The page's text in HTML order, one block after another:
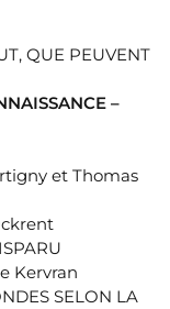
QUE PEUVENT
–
et Thomas
Kervran
SELON LA